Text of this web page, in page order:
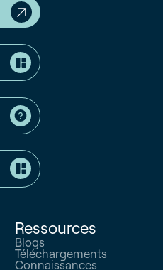
Ressources
Blogs
Téléchargements
Connaissances